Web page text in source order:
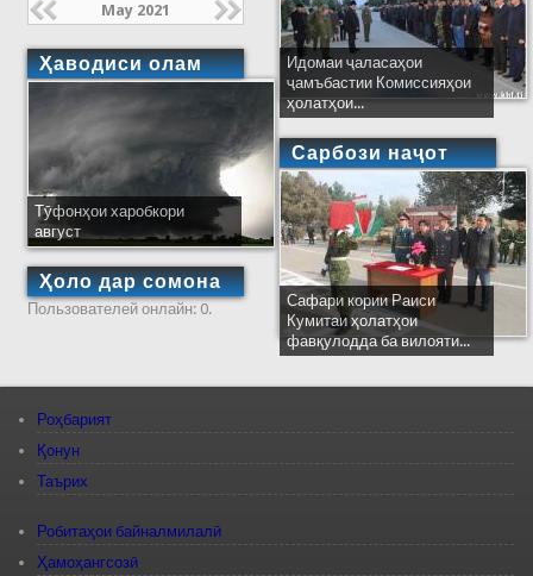
May 2021
Ҳаводиси олам
Тӯфонҳои харобкори
август
Ҳоло дар сомона
Пользователей онлайн: 0.
Идомаи ҷаласаҳои
ҷамъбастии Комиссияҳои
ҳолатҳои...
Сарбози наҷот
Сафари кории Раиси
Кумитаи ҳолатҳои
фавқулодда ба вилояти...
Роҳбарият
Қонун
Таърих
Робитаҳои байналмилалӣ
Ҳамоҳангсозӣ